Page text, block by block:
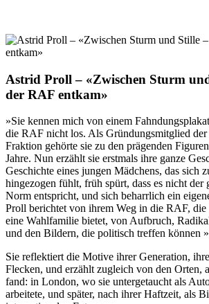
Astrid Proll – «Zwischen Sturm
der RAF entkam»
»Sie kennen mich von einem
die RAF nicht los. Als Gründungsmitglied der
Fraktion gehörte sie zu den prägenden
Jahre. Nun erzählt sie erstmals ihre ganze
Geschichte eines jungen Mädchens, das sich
hingezogen fühlt, früh spürt, dass es nicht der
Norm entspricht, und sich beharrlich ein
Proll berichtet von ihrem Weg in die RAF, die
eine Wahlfamilie bietet, von Aufbruch,
und den Bildern, die politisch treffen können
Sie reflektiert die Motive ihrer Generation,
Flecken, und erzählt zugleich von den Orten,
fand: in London, wo sie untergetaucht als
arbeitete, und später, nach ihrer Haftzeit, als